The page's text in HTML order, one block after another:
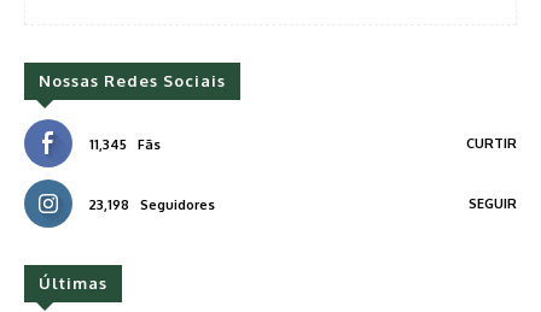
Nossas Redes Sociais
11,345 Fãs CURTIR
23,198 Seguidores SEGUIR
Últimas